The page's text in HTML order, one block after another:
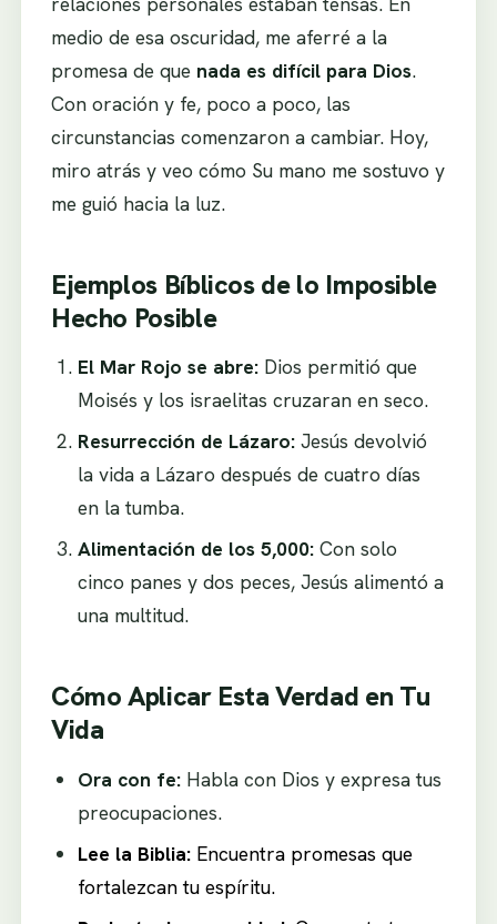
medio de esa oscuridad, me aferré a la
promesa de que nada es difícil para Dios.
Con oración y fe, poco a poco, las
circunstancias comenzaron a cambiar. Hoy,
miro atrás y veo cómo Su mano me sostuvo y
me guió hacia la luz.
Ejemplos Bíblicos de lo Imposible
Hecho Posible
El Mar Rojo se abre: Dios permitió que
Moisés y los israelitas cruzaran en seco.
Resurrección de Lázaro: Jesús devolvió
la vida a Lázaro después de cuatro días
en la tumba.
Alimentación de los 5,000: Con solo
cinco panes y dos peces, Jesús alimentó a
una multitud.
Cómo Aplicar Esta Verdad en Tu
Vida
Ora con fe: Habla con Dios y expresa tus
preocupaciones.
Lee la Biblia: Encuentra promesas que
fortalezcan tu espíritu.